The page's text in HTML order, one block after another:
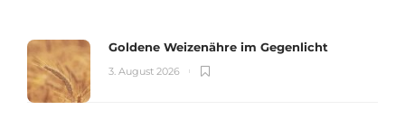
Goldene Weizenähre im Gegenlicht
3. August 2026